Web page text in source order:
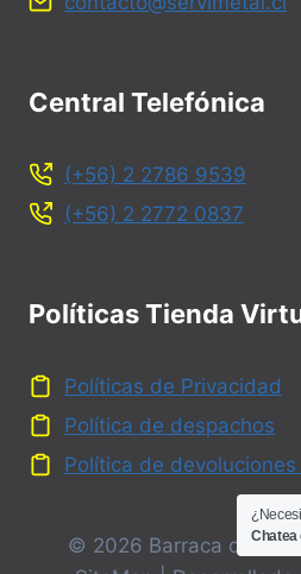
Central Telefónica
(+56) 2 2786 9539
(+56) 2 2772 0837
Políticas Tienda
Políticas de Privacidad
Política de despachos
Política de
© 2026 Barraca deChatea